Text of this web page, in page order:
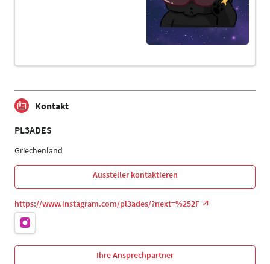
Kontakt
PL3ADES
Griechenland
Aussteller kontaktieren
https://www.instagram.com/pl3ades/?next=%252F
Ihre Ansprechpartner